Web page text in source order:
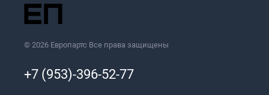
© 2026 Европартс Все права защищены
+7 (953)-396-52-77